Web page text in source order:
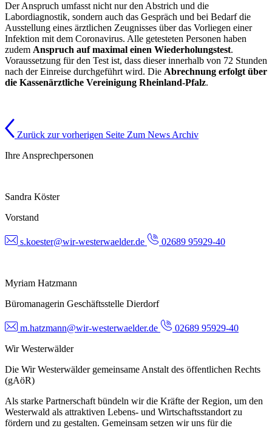
Der Anspruch umfasst nicht nur den Abstrich und die
Labordiagnostik, sondern auch das Gespräch und bei Bedarf die
Ausstellung eines ärztlichen Zeugnisses über das Vorliegen einer
Infektion mit dem Coronavirus. Alle getesteten Personen haben
zudem Anspruch auf maximal einen Wiederholungstest.
Voraussetzung für den Test ist, dass dieser innerhalb von 72 Stunden
nach der Einreise durchgeführt wird. Die Abrechnung erfolgt über
die Kassenärztliche Vereinigung Rheinland-Pfalz.
Zurück zur vorherigen Seite Zum News Archiv
Ihre Ansprechpersonen
Sandra Köster
Vorstand
s.koester@wir-westerwaelder.de 02689 95929-40
Myriam Hatzmann
Büromanagerin Geschäftsstelle Dierdorf
m.hatzmann@wir-westerwaelder.de
02689 95929-40
Wir Westerwälder
Die Wir Westerwälder gemeinsame Anstalt des öffentlichen Rechts
(gAöR)
Als starke Partnerschaft bündeln wir die Kräfte der Region, um den
Westerwald als attraktiven Lebens- und Wirtschaftsstandort zu
fördern und zu gestalten. Gemeinsam setzen wir uns für die